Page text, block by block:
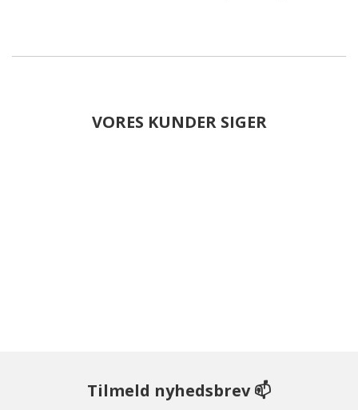
VORES KUNDER SIGER
Tilmeld nyhedsbrev 📫